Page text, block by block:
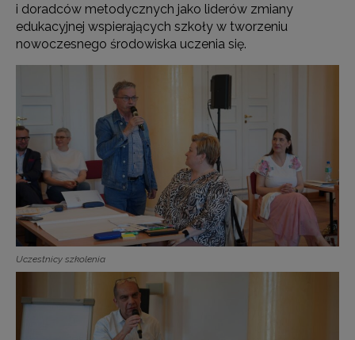
i doradców metodycznych jako liderów zmiany
edukacyjnej wspierających szkoły w tworzeniu
nowoczesnego środowiska uczenia się.
Uczestnicy szkolenia